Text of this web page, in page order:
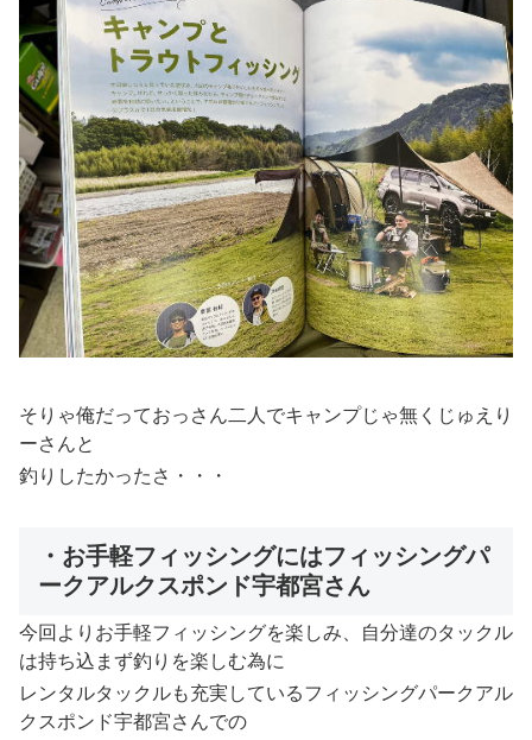
そりゃ俺だっておっさん二人でキャンプじゃ無くじゅえり
ーさんと
釣りしたかったさ・・・
・お手軽フィッシングにはフィッシングパ
ークアルクスポンド宇都宮さん
今回よりお手軽フィッシングを楽しみ、自分達のタックル
は持ち込まず釣りを楽しむ為に
レンタルタックルも充実しているフィッシングパークアル
クスポンド宇都宮さんでの